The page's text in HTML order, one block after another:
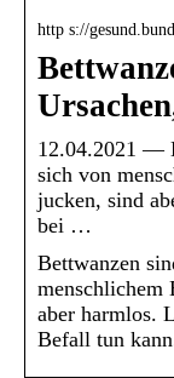
http s://
12.04.2021 —
sich von
jucken, sind
bei …
Bettwanzen
menschlichem
aber harmlos.
Befall tun